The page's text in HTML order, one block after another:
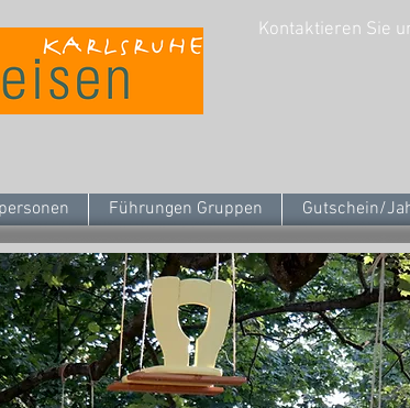
Kontaktieren Sie
Führungen Gruppen Gutschein/